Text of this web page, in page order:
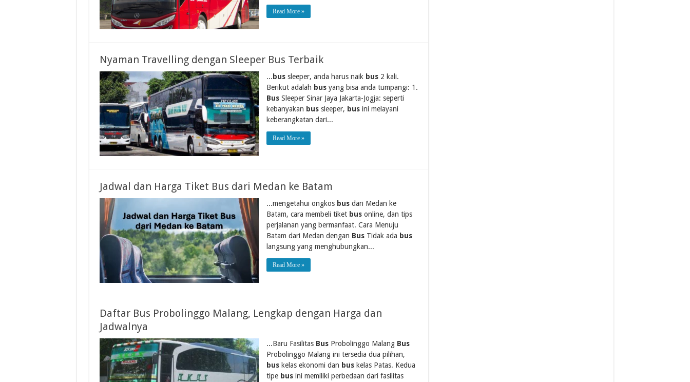
Read More »
Nyaman Travelling dengan Sleeper Bus Terbaik
... bussleeper, anda harus naik bus2 kali.
Berikut adalah busyang bisa anda tumpangi: 1.
BusSleeper Sinar Jaya Jakarta-Jogja: seperti
kebanyakan bussleeper, busini melayani
keberangkatan dari...
Read More »
Jadwal dan Harga Tiket Bus dari Medan ke Batam
...mengetahui ongkos busdari Medan ke
Batam, cara membeli tiket busonline, dan tips
perjalanan yang bermanfaat. Cara Menuju
Batam dari Medan dengan BusTidak ada bus
langsung yang menghubungkan...
Read More »
Daftar Bus Probolinggo Malang, Lengkap dengan Harga dan
Jadwalnya
...Baru Fasilitas BusProbolinggo Malang Bus
Probolinggo Malang ini tersedia dua pilihan,
buskelas ekonomi dan buskelas Patas. Kedua
tipe busini memiliki perbedaan dari fasilitas